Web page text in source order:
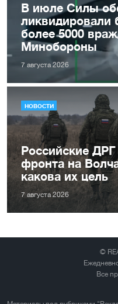
В июле Силы
ликвидировали
более 5000
Минобороны
7 августа 2026
НОВОСТИ
Российские
фронта на
какова их цель
7 августа 2026
©
Все